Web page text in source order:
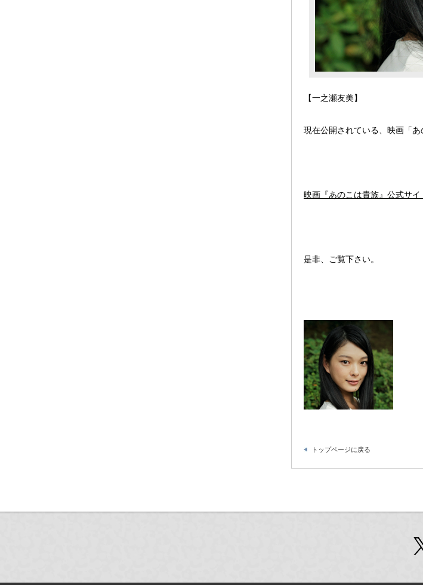
【一之瀬友美】
現在公開されている、映画「あ
映画『あのこは貴族』公式サ
是非、ご覧下さい。
トップページに戻る